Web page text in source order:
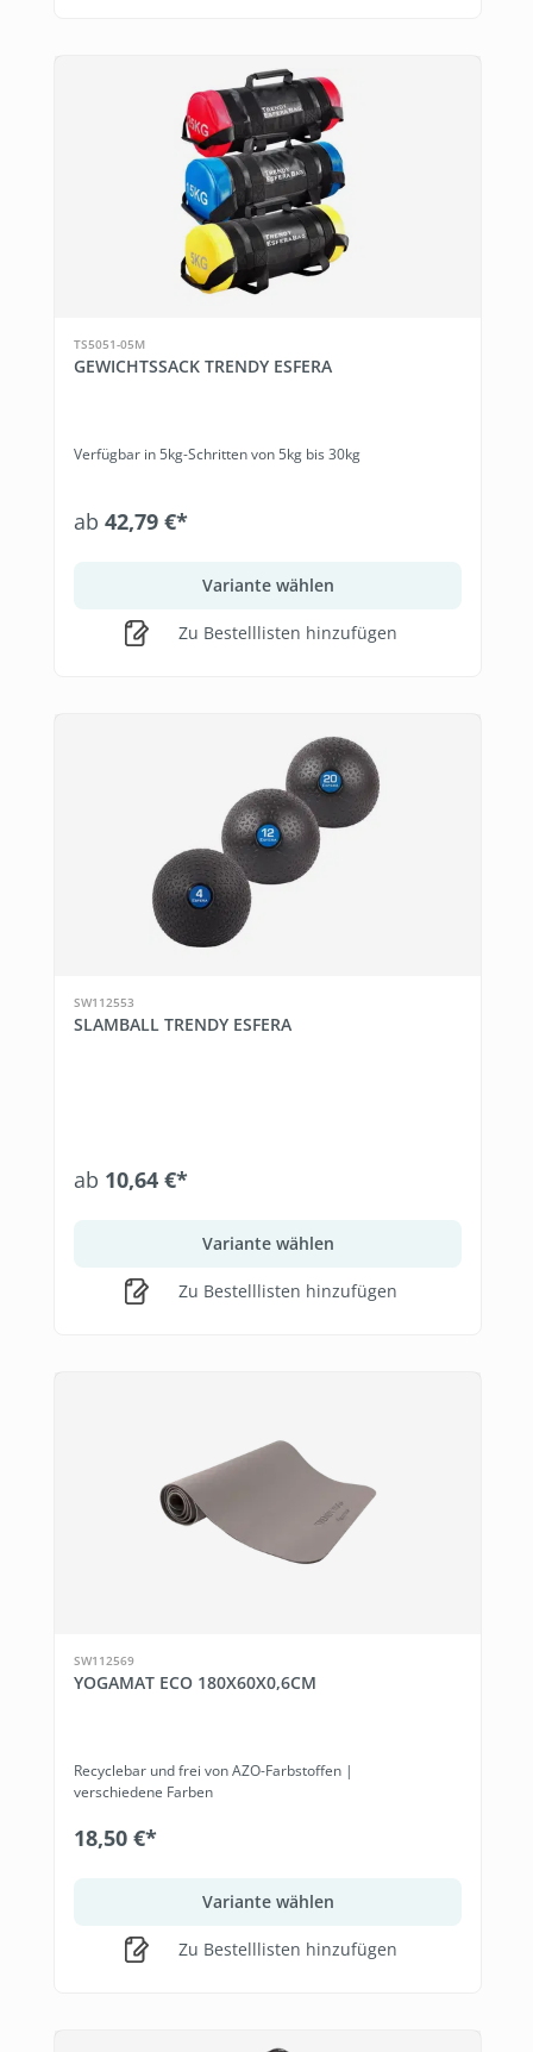
TS5051-05M
GEWICHTSSACK TRENDY ESFERA
Verfügbar in 5kg-Schritten von 5kg bis 30kg
ab 42,79 €*
Variante wählen
Zu Bestelllisten hinzufügen
SW112553
SLAMBALL TRENDY ESFERA
ab 10,64 €*
Variante wählen
Zu Bestelllisten hinzufügen
SW112569
YOGAMAT ECO 180X60X0,6CM
Recyclebar und frei von AZO-Farbstoffen |
verschiedene Farben
18,50 €*
Variante wählen
Zu Bestelllisten hinzufügen